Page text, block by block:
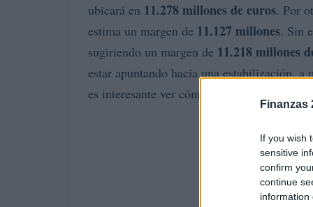
Finanzas
If you wish
sensitive
confirm
continue
information
ubicará en 11.278 millones de euros. Por
estima un margen de 11.127 millones. Sin
sugiriendo un margen de 11.218 millones
estar apuntando hacia una estabilización,
es interesante ver cómo se mueven las